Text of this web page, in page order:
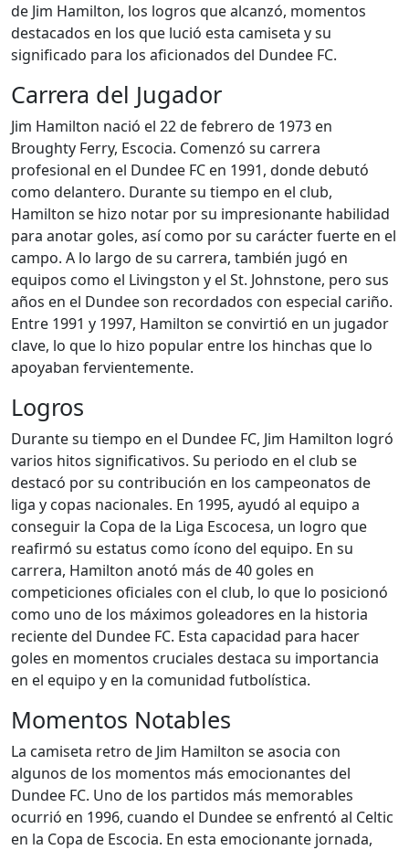
de Jim Hamilton, los logros que alcanzó, momentos
destacados en los que lució esta camiseta y su
significado para los aficionados del Dundee FC.
Carrera del Jugador
Jim Hamilton nació el 22 de febrero de 1973 en
Broughty Ferry, Escocia. Comenzó su carrera
profesional en el Dundee FC en 1991, donde debutó
como delantero. Durante su tiempo en el club,
Hamilton se hizo notar por su impresionante habilidad
para anotar goles, así como por su carácter fuerte en el
campo. A lo largo de su carrera, también jugó en
equipos como el Livingston y el St. Johnstone, pero sus
años en el Dundee son recordados con especial cariño.
Entre 1991 y 1997, Hamilton se convirtió en un jugador
clave, lo que lo hizo popular entre los hinchas que lo
apoyaban fervientemente.
Logros
Durante su tiempo en el Dundee FC, Jim Hamilton logró
varios hitos significativos. Su periodo en el club se
destacó por su contribución en los campeonatos de
liga y copas nacionales. En 1995, ayudó al equipo a
conseguir la Copa de la Liga Escocesa, un logro que
reafirmó su estatus como ícono del equipo. En su
carrera, Hamilton anotó más de 40 goles en
competiciones oficiales con el club, lo que lo posicionó
como uno de los máximos goleadores en la historia
reciente del Dundee FC. Esta capacidad para hacer
goles en momentos cruciales destaca su importancia
en el equipo y en la comunidad futbolística.
Momentos Notables
La camiseta retro de Jim Hamilton se asocia con
algunos de los momentos más emocionantes del
Dundee FC. Uno de los partidos más memorables
ocurrió en 1996, cuando el Dundee se enfrentó al Celtic
en la Copa de Escocia. En esta emocionante jornada,